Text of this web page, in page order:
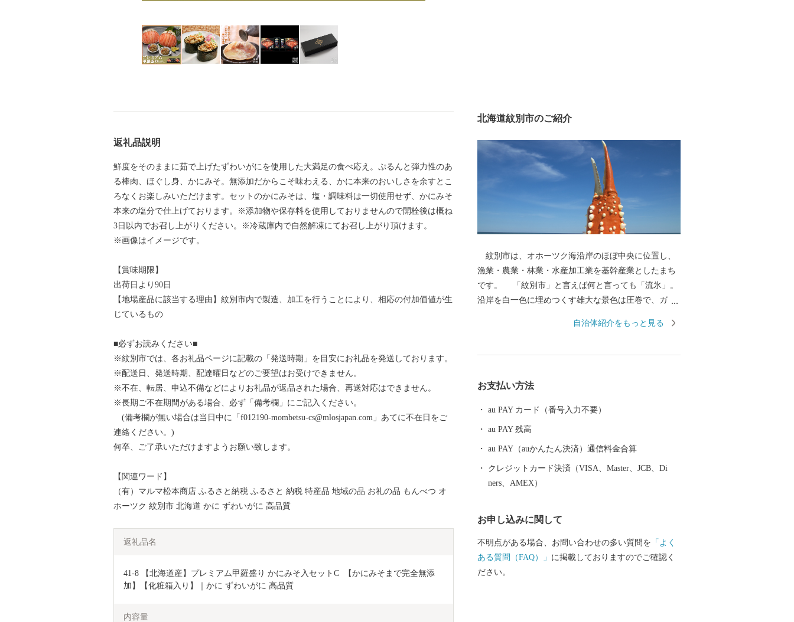
返礼品説明
鮮度をそのままに茹で上げたずわいがにを使用した大満足の食べ応え。ぷるんと弾力性のあ
る棒肉、ほぐし身、かにみそ。無添加だからこそ味わえる、かに本来のおいしさを余すとこ
ろなくお楽しみいただけます。セットのかにみそは、塩・調味料は一切使用せず、かにみそ
本来の塩分で仕上げております。※添加物や保存料を使用しておりませんので開栓後は概ね
3日以内でお召し上がりください。※冷蔵庫内で自然解凍にてお召し上がり頂けます。
※画像はイメージです。
【賞味期限】
出荷日より90日
【地場産品に該当する理由】紋別市内で製造、加工を行うことにより、相応の付加価値が生
じているもの
■必ずお読みください■
※紋別市では、各お礼品ページに記載の「発送時期」を目安にお礼品を発送しております。
※配送日、発送時期、配達曜日などのご要望はお受けできません。
※不在、転居、申込不備などによりお礼品が返品された場合、再送対応はできません。
※長期ご不在期間がある場合、必ず「備考欄」にご記入ください。
(備考欄が無い場合は当日中に「f012190-mombetsu-cs@mlosjapan.com」あてに不在日をご
連絡ください。)
何卒、ご了承いただけますようお願い致します。
【関連ワード】
（有）マルマ松本商店 ふるさと納税 ふるさと 納税 特産品 地域の品 お礼の品 もんべつ オ
ホーツク 紋別市 北海道 かに ずわいがに 高品質
返礼品名
41-8 【北海道産】プレミアム甲羅盛り かにみそ入セットC  【かにみそまで完全無添
加】【化粧箱入り】｜かに ずわいがに 高品質
内容量
北海道紋別市のご紹介
紋別市は、オホーツク海沿岸のほぼ中央に位置し、
漁業・農業・林業・水産加工業を基幹産業としたまち
です。 「紋別市」と言えば何と言っても「流氷」。
沿岸を白一色に埋めつくす雄大な景色は圧巻で、ガリ
がはぐくむ豊かな海で、毛ガニ・ズワイガニ・タラバ
を主体としています。
自治体紹介をもっと見る
お支払い方法
au PAY カード（番号入力不要）
au PAY 残高
au PAY（auかんたん決済）通信料金合算
クレジットカード決済（VISA、Master、JCB、Di
ners、AMEX）
お申し込みに関して
不明点がある場合、お問い合わせの多い質問を 「よく
ある質問（FAQ）」 に掲載しておりますのでご確認く
ださい。